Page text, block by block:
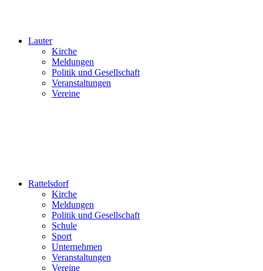
Lauter
Kirche
Meldungen
Politik und Gesellschaft
Veranstaltungen
Vereine
Rattelsdorf
Kirche
Meldungen
Politik und Gesellschaft
Schule
Sport
Unternehmen
Veranstaltungen
Vereine